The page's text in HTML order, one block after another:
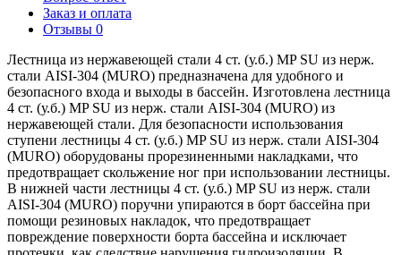
Заказ и оплата
Отзывы 0
Лестница из нержавеющей стали 4 ст. (у.б.) MP SU из нерж.
стали AISI-304 (MURO) предназначена для удобного и
безопасного входа и выходы в бассейн. Изготовлена лестница
4 ст. (у.б.) MP SU из нерж. стали AISI-304 (MURO) из
нержавеющей стали. Для безопасности использования
ступени лестницы 4 ст. (у.б.) MP SU из нерж. стали AISI-304
(MURO) оборудованы прорезиненными накладками, что
предотвращает скольжение ног при использовании лестницы.
В нижней части лестницы 4 ст. (у.б.) MP SU из нерж. стали
AISI-304 (MURO) поручни упираются в борт бассейна при
помощи резиновых накладок, что предотвращает
повреждение поверхности борта бассейна и исключает